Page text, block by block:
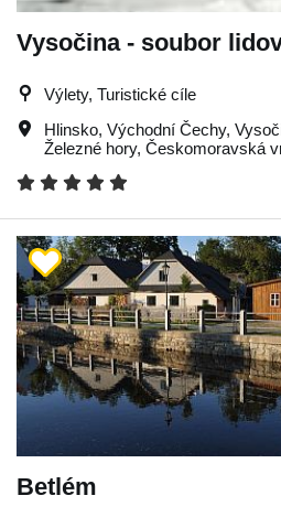
Vysočina - soubor
Výlety, Turistické cíle
Hlinsko, Východní Čechy,
Železné hory, Českomoravská
Betlém